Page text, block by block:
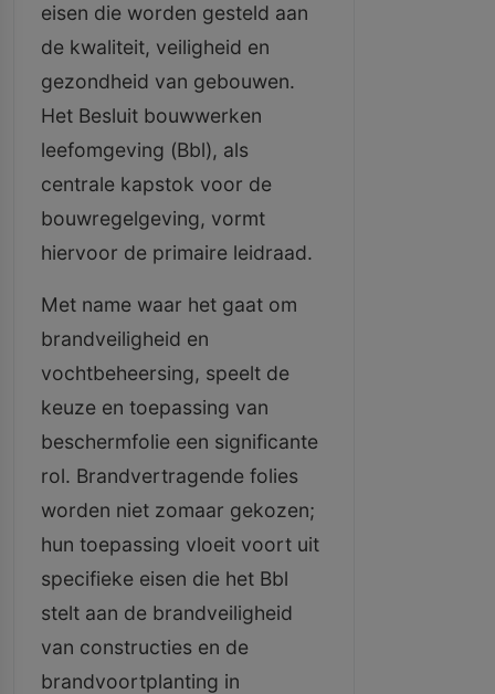
eisen die worden gesteld aan
de kwaliteit, veiligheid en
gezondheid van gebouwen.
Het Besluit bouwwerken
leefomgeving (Bbl), als
centrale kapstok voor de
bouwregelgeving, vormt
hiervoor de primaire leidraad.
Met name waar het gaat om
brandveiligheid en
vochtbeheersing, speelt de
keuze en toepassing van
beschermfolie een significante
rol. Brandvertragende folies
worden niet zomaar gekozen;
hun toepassing vloeit voort uit
specifieke eisen die het Bbl
stelt aan de brandveiligheid
van constructies en de
brandvoortplanting in